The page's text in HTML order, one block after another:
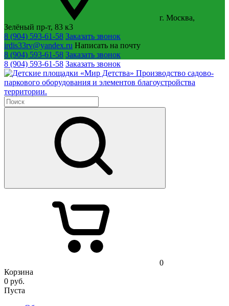
г. Москва,
Зелёный пр-т, 83 к3
8 (904) 593-61-58 Заказать звонок
irdis33rv@yandex.ru Написать на почту
8 (904) 593-61-58 Заказать звонок
8 (904) 593-61-58 Заказать звонок
Производство садово-
паркового оборудования и элементов благоустройства
территории.
0
Корзина
0 руб.
Пуста